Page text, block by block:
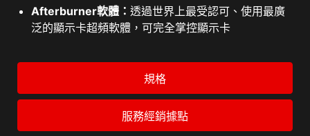
Afterburner軟體： 透過世界上最受認可、使用最廣
泛的顯示卡超頻軟體，可完全掌控顯示卡
規格
服務經銷據點